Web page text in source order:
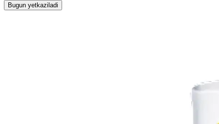
Bugun yetkaziladi